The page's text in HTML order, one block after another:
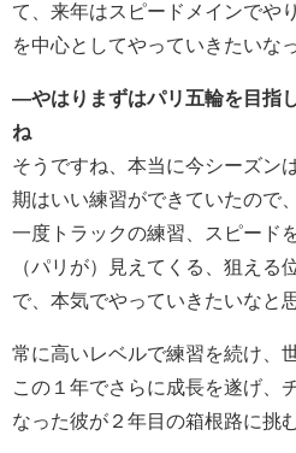
て、来年はスピードメインでや
を中心としてやっていきたいな
―やはりまずはパリ五輪を目指
ね
そうですね、本当に今シーズン
期はいい練習ができていたので
一度トラックの練習、スピード
（パリが）見えてくる、狙える
で、本気でやっていきたいなと
常に高いレベルで練習を続け、
この１年でさらに成長を遂げ、
なった彼が２年目の箱根路に挑む